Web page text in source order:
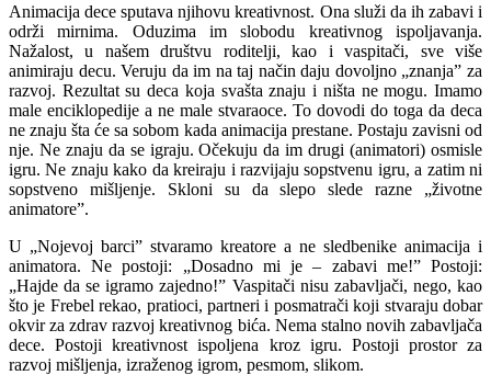
Animacija dece sputava njihovu kreativnost. Ona služi da ih zabavi i
održi mirnima. Oduzima im slobodu kreativnog ispoljavanja.
Nažalost, u našem društvu roditelji, kao i vaspitači, sve više
animiraju decu. Veruju da im na taj način daju dovoljno „znanja” za
razvoj. Rezultat su deca koja svašta znaju i ništa ne mogu. Imamo
male enciklopedije a ne male stvaraoce. To dovodi do toga da deca
ne znaju šta će sa sobom kada animacija prestane. Postaju zavisni od
nje. Ne znaju da se igraju. Očekuju da im drugi (animatori) osmisle
igru. Ne znaju kako da kreiraju i razvijaju sopstvenu igru, a zatim ni
sopstveno mišljenje. Skloni su da slepo slede razne „životne
animatore”.
U „Nojevoj barci” stvaramo kreatore a ne sledbenike animacija i
animatora. Ne postoji: „Dosadno mi je – zabavi me!” Postoji:
„Hajde da se igramo zajedno!” Vaspitači nisu zabavljači, nego, kao
što je Frebel rekao, pratioci, partneri i posmatrači koji stvaraju dobar
okvir za zdrav razvoj kreativnog bića. Nema stalno novih zabavljača
dece. Postoji kreativnost ispoljena kroz igru. Postoji prostor za
razvoj mišljenja, izraženog igrom, pesmom, slikom.